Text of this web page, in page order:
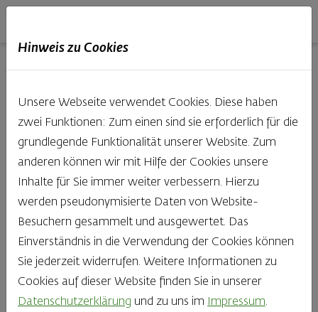
01.09.2020
Falstaff PROFI
Interview: Darauf
kommt es beim
Brotgeschmack
Hinweis zu Cookies
Unsere Webseite verwendet Cookies. Diese haben
zwei Funktionen: Zum einen sind sie erforderlich für die
grundlegende Funktionalität unserer Website. Zum
anderen können wir mit Hilfe der Cookies unsere
Inhalte für Sie immer weiter verbessern. Hierzu
werden pseudonymisierte Daten von Website-
Besuchern gesammelt und ausgewertet. Das
Einverständnis in die Verwendung der Cookies können
Sie jederzeit widerrufen. Weitere Informationen zu
Cookies auf dieser Website finden Sie in unserer
Datenschutzerklärung und zu uns im Impressum.